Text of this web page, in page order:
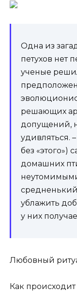
Одна из
петухов нет
ученые
решающих
допущений,
удивляться.
без «этого»)
домашних
ублажить
у них
Любовный
Как